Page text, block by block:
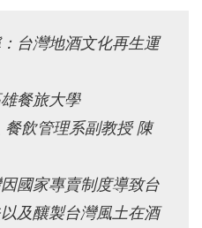
台灣地酒文化再生運
餐旅大學
飲管理系副教授 陳
國家專賣制度導致台
及釀製台灣風土在酒